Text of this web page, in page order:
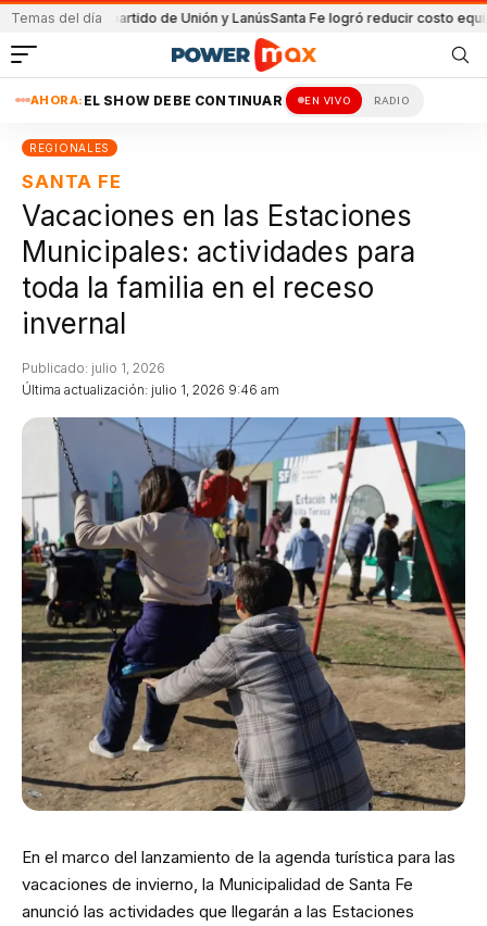
Temas del día
el partido de Unión y LanúsSanta Fe logró reducir costo equipamiento
AHORA: EL SHOW DEBE CONTINUAR EN VIVO RADIO
REGIONALES
SANTA FE
Vacaciones en las Estaciones
Municipales: actividades para
toda la familia en el receso
invernal
Última actualización: julio 1, 2026 9:46 am
Publicado: julio 1, 2026
En el marco del lanzamiento de la agenda turística para las
vacaciones de invierno, la Municipalidad de Santa Fe
anunció las actividades que llegarán a las Estaciones